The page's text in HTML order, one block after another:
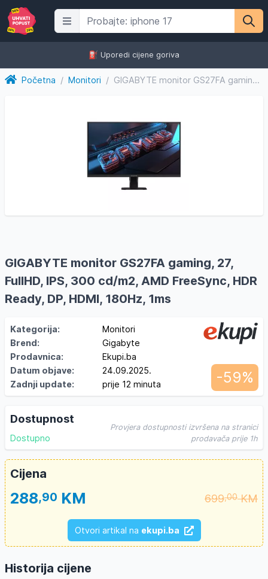
⛽️ Uporedi cijene goriva
Početna / Monitori / GIGABYTE monitor GS27FA gaming, 27, FullHD, IPS, 300 cd/m2,...
GIGABYTE monitor GS27FA gaming, 27,
FullHD, IPS, 300 cd/m2, AMD FreeSync, HDR
Ready, DP, HDMI, 180Hz, 1ms
Kategorija:
Monitori
Brend:
Gigabyte
Prodavnica:
Ekupi.ba
Datum objave:
24.09.2025.
Zadnji update:
prije 12 minuta -59%
Dostupnost
Dostupno
Provjera dostupnosti izvršena na stranici
prodavača prije 1h
Cijena
288,90 KM 699,00KM
Otvori artikal na ekupi.ba
Historija cijene